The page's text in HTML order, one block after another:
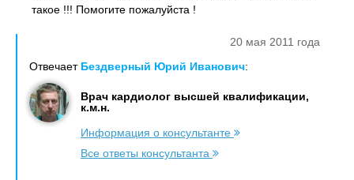
такое !!! Помогите пожалуйста !
20 мая 2011 года
Отвечает Бездверный Юрий Иванович:
Врач кардиолог высшей квалификации,
к.м.н.
Информация о консультанте
Все ответы консультанта